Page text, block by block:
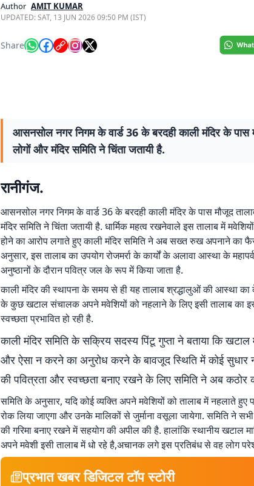
Author AMIT KUMAR
UPDATED:SAT, 13 JUN 2026 09:50 PM (IST)
Share
आसनसोल नगर निगम के वार्ड 36 के बरदही काली मंदिर के पास
लोगों और मंदिर समिति ने चिंता जतायी है.
रानीगंज.
आसनसोल नगर निगम के वार्ड 36 के बरदही काली मंदिर के पास मौजूद
मंदिर समिति ने चिंता जतायी है. धार्मिक महत्व रखनेवाले इस तालाब में
होने का आरोप लगाते हुए काली मंदिर समिति ने अब सख्त रुख अपनाने का
अनुसार, इस तालाब का उपयोग रोजमर्रा के कार्यों के अलावा आस्था के
अनुष्ठानों के दौरान पवित्र जल के रूप में किया जाता है.
काली मंदिर की स्थापना के समय से ही यह तालाब श्रद्धालुओं की आस्था
के कुछ खटाल संचालक अपने मवेशियों को नहलाने के लिए इसी तालाब का
स्वच्छता प्रभावित हो रही है.
काली मंदिर समिति के सक्रिय सदस्य पिंटू गुप्ता ने बताया कि
और ऐसा न करने का अनुरोध करने के बावजूद स्थिति में कोई सुधार
की पवित्रता और स्वच्छता बनाए रखने के लिए समिति ने अब कठोर
समिति के अनुसार, यदि कोई व्यक्ति अपने मवेशियों को तालाब में नहलाते हुए
रोक लिया जाएगा और उनके मालिकों से जुर्माना वसूला जायेगा. समिति ने
की गरिमा बनाए रखने में सहयोग की अपील की है. हालांकि स्थानीय खटाल
अपने मवेशी इसी तालाब में धो रहे है,अचानक लगे इस प्रतिबंध से वह लोग
प्रभात खबर डिजिटल टॉप स्टोरी